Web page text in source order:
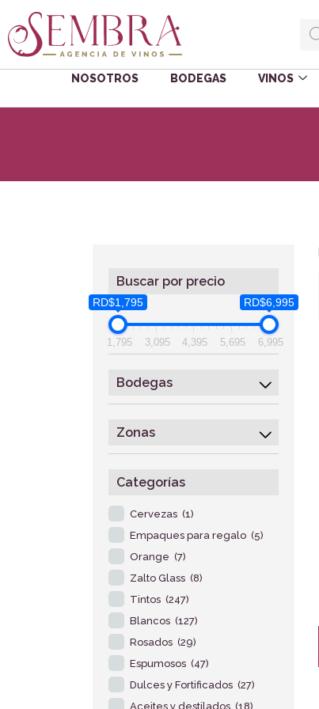
NOSOTROS BODEGAS VINOS
Buscar por precio
RD$1,795 RD$6,995
1,795 3,095 4,395 5,695 6,995
Bodegas
Zonas
Categorías
Cervezas (1)
Empaques para regalo (5)
Orange (7)
Zalto Glass (8)
Tintos (247)
Blancos (127)
Rosados (29)
Espumosos (47)
Dulces y Fortificados (27)
Aceites y destilados (18)